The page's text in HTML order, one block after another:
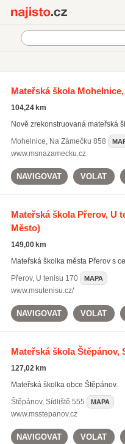
Speciální mateřské školy
Církevní mateřské školy (28)
Mateřská škola
104,24 km
Nově zrekonstruovaná mateřská
Mohelnice, Na Zámečku 858
www.msnazamecku.cz
NAVIGOVAT VOLAT
Mateřská škola Přerov, U
Město)
149,00 km
Mateřská školka města Přerov s
Přerov, U tenisu 170 MAPA
www.msutenisu.cz/
NAVIGOVAT VOLAT
Mateřská škola Štěpánov,
127,02 km
Mateřská školka obce Štěpánov.
Štěpánov, Sídliště 555 MAPA
www.msstepanov.cz
NAVIGOVAT VOLAT